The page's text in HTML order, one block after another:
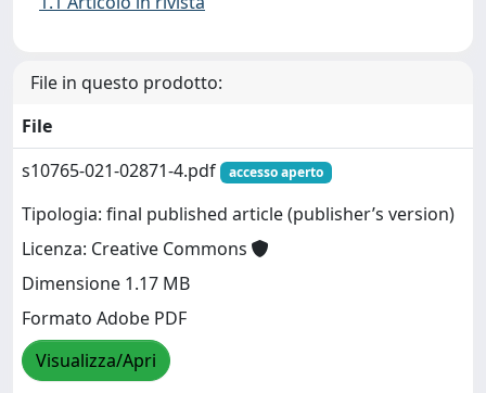
File in questo prodotto:
File
s10765-021-02871-4.pdf
accesso aperto
Tipologia: final published article (publisher’s version)
Licenza: Creative Commons
Dimensione 1.17 MB
Formato Adobe PDF
Visualizza/Apri